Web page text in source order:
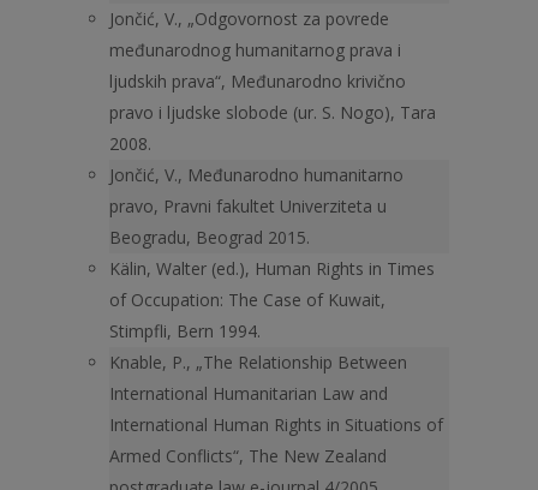
Jončić, V., „Odgovornost za povrede
međunarodnog humanitarnog prava i
ljudskih prava“, Međunarodno krivično
pravo i ljudske slobode (ur. S. Nogo), Tara
2008.
Jončić, V., Međunarodno humanitarno
pravo, Pravni fakultet Univerziteta u
Beogradu, Beograd 2015.
Kälin, Walter (ed.), Human Rights in Times
of Occupation: The Case of Kuwait,
Stimpfli, Bern 1994.
Knable, P., „The Relationship Between
International Humanitarian Law and
International Human Rights in Situations of
Armed Conflicts“, The New Zealand